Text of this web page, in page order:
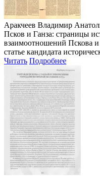
Аракчеев Владимир
Псков и Ганза: страницы
взаимоотношений Пскова и
статье кандидата
Читать Подробнее